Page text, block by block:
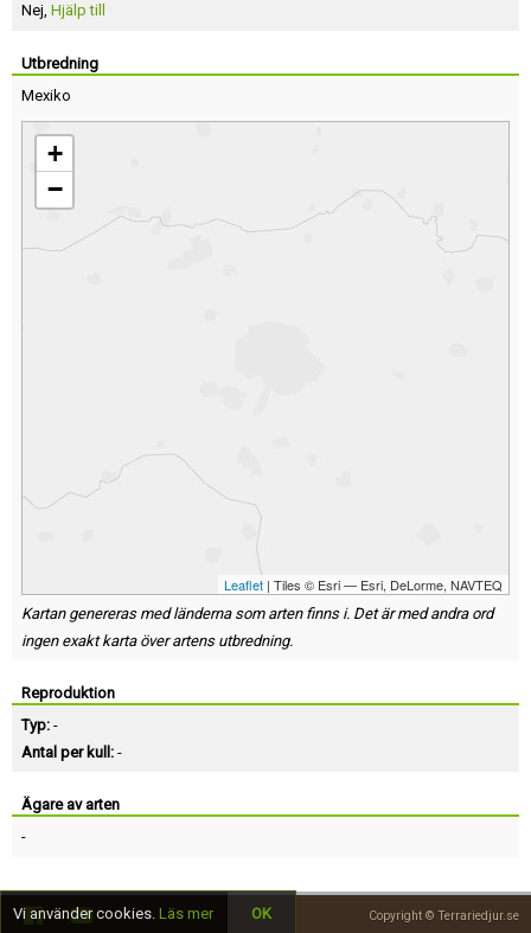
Nej, Hjälp till
Utbredning
Mexiko
+
−
Leaflet | Tiles © Esri — Esri, DeLorme, NAVTEQ
Kartan genereras med länderna som arten finns i. Det är med andra ord
ingen exakt karta över artens utbredning.
Reproduktion
Typ: -
Antal per kull: -
Ägare av arten
-
Copyright © Terrariedjur.se
Vi använder cookies. Läs mer OK